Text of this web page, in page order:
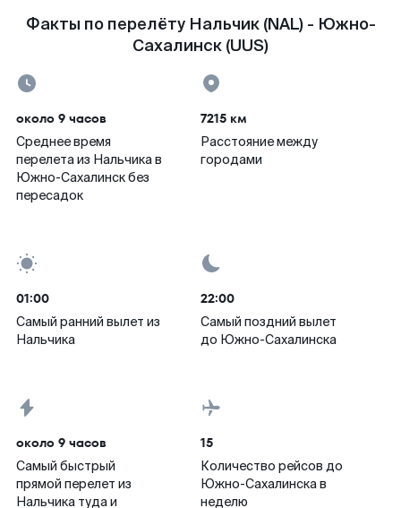
Факты по перелёту Нальчик (NAL) - Южно-
Сахалинск (UUS)
около 9 часов
Среднее время
перелета из Нальчика в
Южно-Сахалинск без
пересадок
7215 км
Расстояние между
городами
01:00
Самый ранний вылет из
Нальчика
22:00
Самый поздний вылет
до Южно-Сахалинска
около 9 часов
Самый быстрый
прямой перелет из
Нальчика туда и
15
Количество рейсов до
Южно-Сахалинска в
неделю